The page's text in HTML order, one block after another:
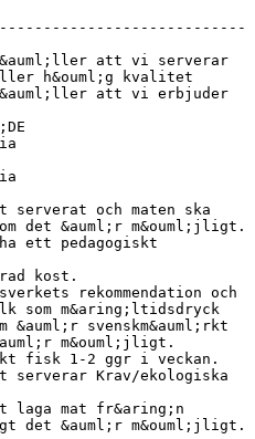
att vi serverar
h&ouml;g kvalitet
att vi erbjuder
och maten ska
det &auml;r m&ouml;jligt.
ett pedagogiskt
kost.
rekommendation och
som m&aring;ltidsdryck
svenskm&auml;rkt
m&ouml;jligt.
fisk 1-2 ggr i veckan.
Krav/ekologiska
laga mat fr&aring;n
det &auml;r m&ouml;jligt.